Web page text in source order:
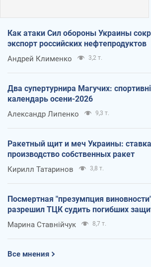
Как атаки Сил обороны Украины
экспорт российских нефтепродуктов
Андрей Клименко 3,2 т.
Два супертурнира Магучих:
календарь осени-2026
Александр Липенко 9,3 т.
Ракетный щит и меч Украины:
производство собственных ракет
Кирилл Татаринов 3,8 т.
Посмертная "презумпция
разрешил ТЦК судить погибших
Марина Ставнійчук 8,7 т.
Все мнения